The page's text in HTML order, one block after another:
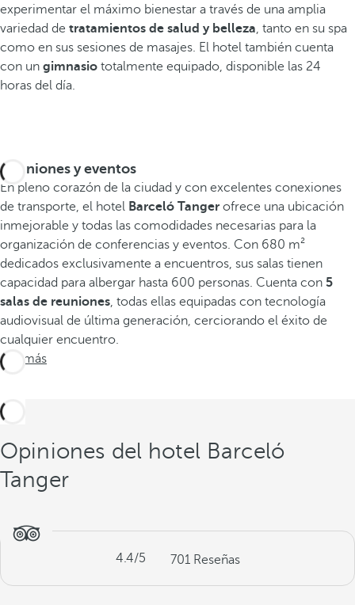
experimentar el máximo bienestar a través de una amplia
variedad de tratamientos de salud y belleza, tanto en su spa
como en sus sesiones de masajes. El hotel también cuenta
con un gimnasio totalmente equipado, disponible las 24
horas del día.
Reuniones y eventos
En pleno corazón de la ciudad y con excelentes conexiones
de transporte, el hotel Barceló Tanger ofrece una ubicación
inmejorable y todas las comodidades necesarias para la
organización de conferencias y eventos. Con 680 m²
dedicados exclusivamente a encuentros, sus salas tienen
capacidad para albergar hasta 600 personas. Cuenta con 5
salas de reuniones, todas ellas equipadas con tecnología
audiovisual de última generación, cerciorando el éxito de
cualquier encuentro.
Ver más
Opiniones del hotel Barceló
Tanger
4.4/5 701 Reseñas